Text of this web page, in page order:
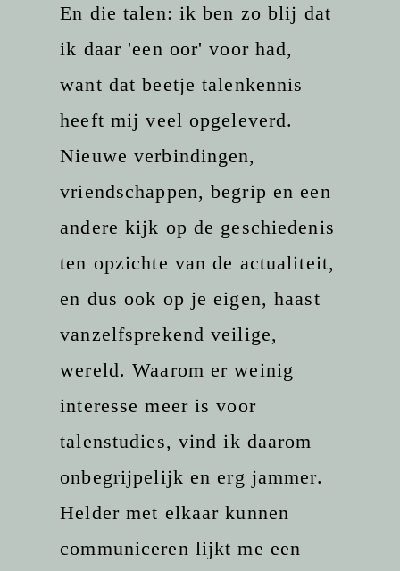
En die talen: ik ben zo blij dat
ik daar 'een oor' voor had,
want dat beetje talenkennis
heeft mij veel opgeleverd.
Nieuwe verbindingen,
vriendschappen, begrip en een
andere kijk op de geschiedenis
ten opzichte van de actualiteit,
en dus ook op je eigen, haast
vanzelfsprekend veilige,
wereld. Waarom er weinig
interesse meer is voor
talenstudies, vind ik daarom
onbegrijpelijk en erg jammer.
Helder met elkaar kunnen
communiceren lijkt me een